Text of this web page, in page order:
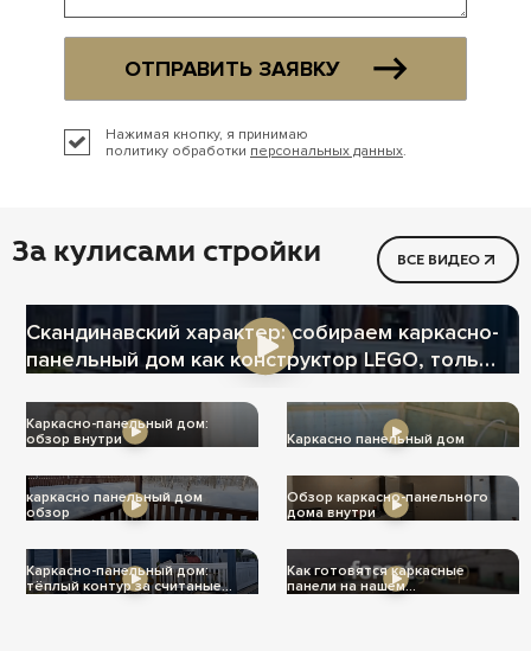
ОТПРАВИТЬ ЗАЯВКУ
Нажимая кнопку, я принимаю
политику обработки персональных данных.
За кулисами стройки ВСЕ ВИДЕО
Скандинавский характер: собираем каркасно-
панельный дом как конструктор LEGO, только
Каркасно-панельный дом:
обзор внутри
Каркасно панельный дом
каркасно панельный дом
обзор
Обзор каркасно-панельного
дома внутри
Каркасно-панельный дом:
тёплый контур за считаные
Как готовятся каркасные
панели на нашем